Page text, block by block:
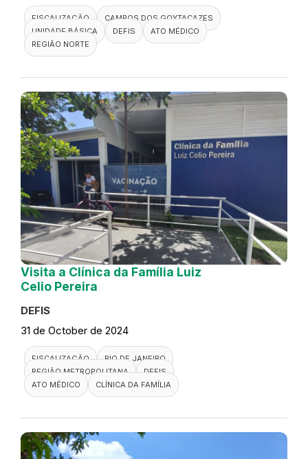
FISCALIZAÇÃO
CAMPOS DOS GOYTACAZES
UNIDADE BÁSICA
DEFIS
ATO MÉDICO
REGIÃO NORTE
Visita a Clínica da Família Luiz
Celio Pereira
DEFIS
31 de October de 2024
FISCALIZAÇÃO
RIO DE JANEIRO
REGIÃO METROPOLITANA
DEFIS
ATO MÉDICO
CLÍNICA DA FAMÍLIA